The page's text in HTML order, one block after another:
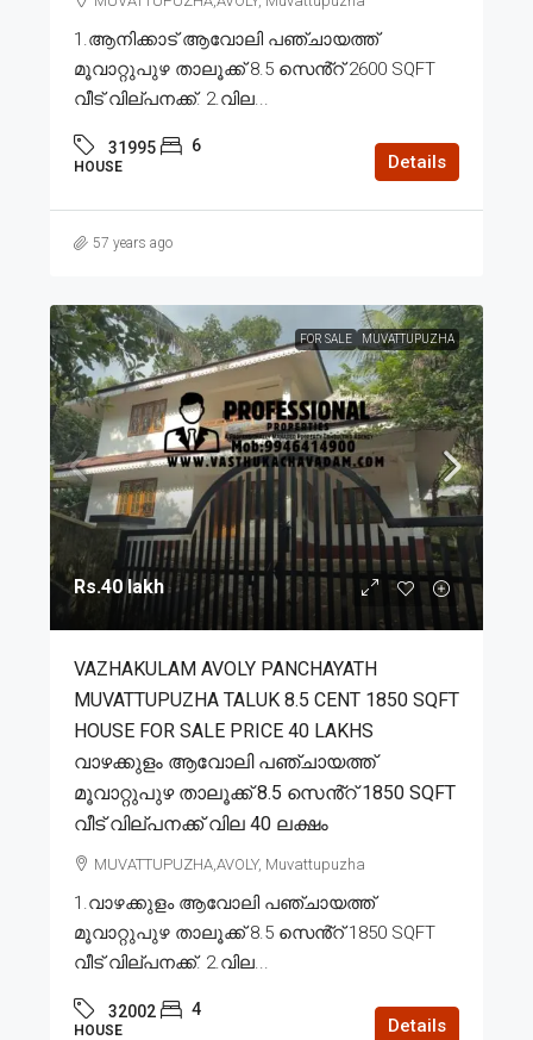
1.ആനിക്കാട് ആവോലി പഞ്ചായത്ത്
മൂവാറ്റുപുഴ താലൂക്ക് 8.5 സെൻ്റ് 2600 SQFT
വീട് വില്പനക്ക്. 2.വില...
31995 6
HOUSE Details
57 years ago
FOR SALE MUVATTUPUZHA
Rs.40 lakh
VAZHAKULAM AVOLY PANCHAYATH
MUVATTUPUZHA TALUK 8.5 CENT 1850 SQFT
HOUSE FOR SALE PRICE 40 LAKHS
വാഴക്കുളം ആവോലി പഞ്ചായത്ത്
മൂവാറ്റുപുഴ താലൂക്ക് 8.5 സെൻ്റ് 1850 SQFT
വീട് വില്പനക്ക് വില 40 ലക്ഷം
MUVATTUPUZHA,AVOLY, Muvattupuzha
1.വാഴക്കുളം ആവോലി പഞ്ചായത്ത്
മൂവാറ്റുപുഴ താലൂക്ക് 8.5 സെൻ്റ് 1850 SQFT
വീട് വില്പനക്ക്. 2.വില...
32002 4
HOUSE Details